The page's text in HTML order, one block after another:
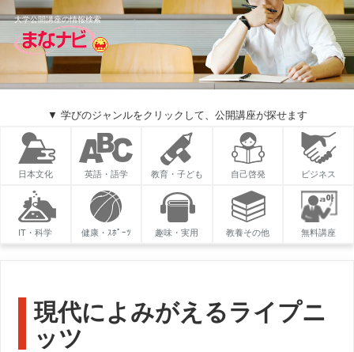
大学公開講座の情報検索
▼ 学びのジャンルをクリックして、公開講座が探せます
日本文化 英語・語学 教育・子ども 自己啓発 ビジネス
IT・科学 健康・ｽﾎﾟｰﾂ 趣味・実用 教養その他 無料講座
現代によみがえるライプニ
ッツ